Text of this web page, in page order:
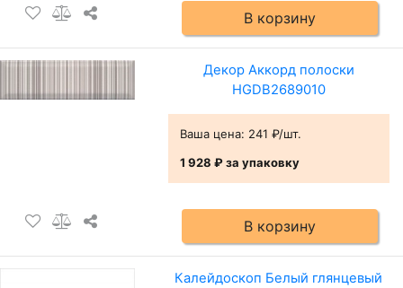
В корзину
Декор Аккорд полоски
HGDB2689010
Ваша цена: 241 ₽/шт.
1 928 ₽за упаковку
В корзину
Калейдоскоп Белый глянцевый